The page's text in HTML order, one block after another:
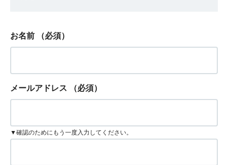
お名前 （必須）
メールアドレス （必須）
▼確認のためにもう一度入力してください。